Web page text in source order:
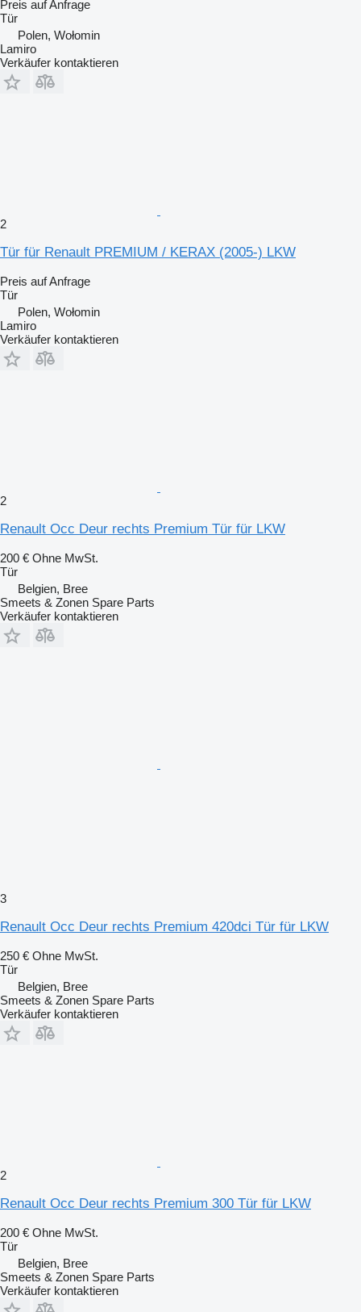
Preis auf Anfrage
Tür
Polen, Wołomin
Lamiro
Verkäufer kontaktieren
2
Tür für Renault PREMIUM / KERAX (2005-) LKW
Preis auf Anfrage
Tür
Polen, Wołomin
Lamiro
Verkäufer kontaktieren
2
Renault Occ Deur rechts Premium Tür für LKW
200 € Ohne MwSt.
Tür
Belgien, Bree
Smeets & Zonen Spare Parts
Verkäufer kontaktieren
3
Renault Occ Deur rechts Premium 420dci Tür für LKW
250 € Ohne MwSt.
Tür
Belgien, Bree
Smeets & Zonen Spare Parts
Verkäufer kontaktieren
2
Renault Occ Deur rechts Premium 300 Tür für LKW
200 € Ohne MwSt.
Tür
Belgien, Bree
Smeets & Zonen Spare Parts
Verkäufer kontaktieren